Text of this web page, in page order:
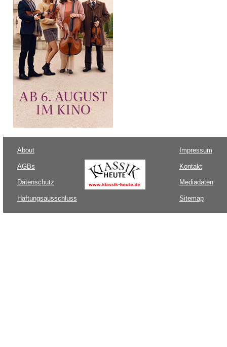
About
AGBs
Datenschutz
Haftungsausschluss
Impressum
Kontakt
Mediadaten
Sitemap